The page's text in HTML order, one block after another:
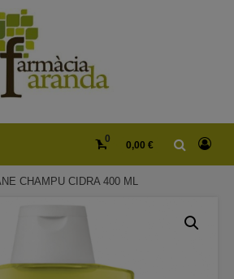
0
0,00 €
CHAMPU CIDRA 400 ML